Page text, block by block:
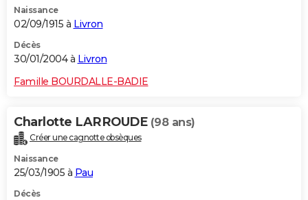
Naissance
02/09/1915 à Livron
Décès
30/01/2004 à Livron
Famille BOURDALLE-BADIE
Charlotte LARROUDE (98 ans)
Créer une cagnotte obsèques
Naissance
25/03/1905 à Pau
Décès